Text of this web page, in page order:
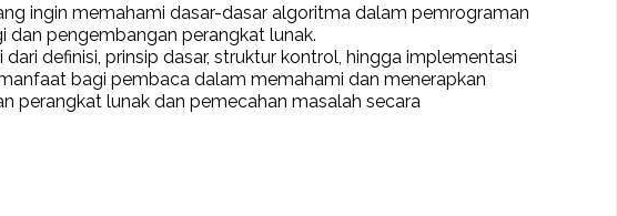
ingin memahami dasar-dasar algoritma dalam pemrograman
pengembangan perangkat lunak.
definisi, prinsip dasar, struktur kontrol, hingga implementasi
bagi pembaca dalam memahami dan menerapkan
perangkat lunak dan pemecahan masalah secara